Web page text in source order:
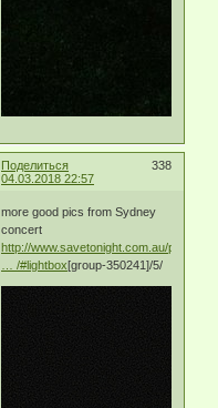
Поделиться
338
04.03.2018 22:57
more good pics from Sydney
concert
http://www.savetonight.com.au/portfolio
… /#lightbox[group-350241]/5/